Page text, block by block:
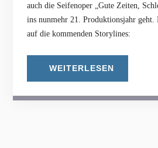
auch die Seifenoper „Gute Zeiten,
ins nunmehr 21. Produktionsjahr
auf die kommenden Storylines:
WEITERLESEN